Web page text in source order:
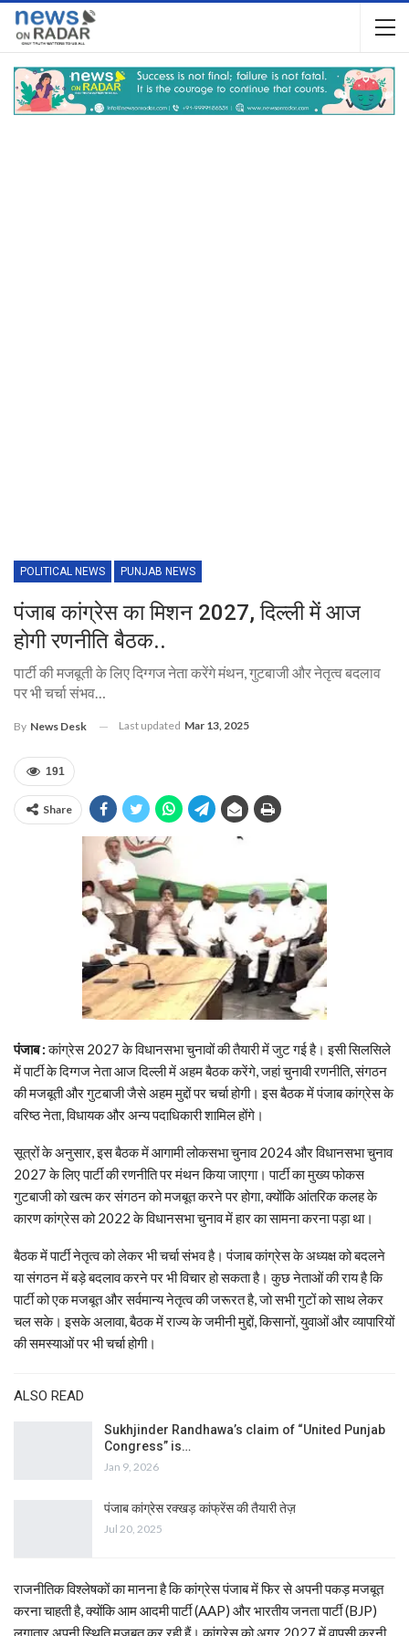
POLITICAL NEWS PUNJAB NEWS
पंजाब कांग्रेस का मिशन 2027, दिल्ली में आज
होगी रणनीति बैठक..
पार्टी की मजबूती के लिए दिग्गज नेता करेंगे मंथन, गुटबाजी और नेतृत्व बदलाव
पर भी चर्चा संभव…
By News Desk Last updated Mar 13, 2025
191
Share
पंजाब :कांग्रेस 2027 के विधानसभा चुनावों की तैयारी में जुट गई है। इसी सिलसिले
में पार्टी के दिग्गज नेता आज दिल्ली में अहम बैठक करेंगे, जहां चुनावी रणनीति, संगठन
की मजबूती और गुटबाजी जैसे अहम मुद्दों पर चर्चा होगी। इस बैठक में पंजाब कांग्रेस के
वरिष्ठ नेता, विधायक और अन्य पदाधिकारी शामिल होंगे।
सूत्रों के अनुसार, इस बैठक में आगामी लोकसभा चुनाव 2024 और विधानसभा चुनाव
2027 के लिए पार्टी की रणनीति पर मंथन किया जाएगा। पार्टी का मुख्य फोकस
गुटबाजी को खत्म कर संगठन को मजबूत करने पर होगा, क्योंकि आंतरिक कलह के
कारण कांग्रेस को 2022 के विधानसभा चुनाव में हार का सामना करना पड़ा था।
बैठक में पार्टी नेतृत्व को लेकर भी चर्चा संभव है। पंजाब कांग्रेस के अध्यक्ष को बदलने
या संगठन में बड़े बदलाव करने पर भी विचार हो सकता है। कुछ नेताओं की राय है कि
पार्टी को एक मजबूत और सर्वमान्य नेतृत्व की जरूरत है, जो सभी गुटों को साथ लेकर
चल सके। इसके अलावा, बैठक में राज्य के जमीनी मुद्दों, किसानों, युवाओं और व्यापारियों
की समस्याओं पर भी चर्चा होगी।
ALSO READ
Sukhjinder Randhawa’s claim of “United Punjab
Congress” is…
Jan 9, 2026
पंजाब कांग्रेस रक्खड़ कांफ्रेंस की तैयारी तेज़
Jul 20, 2025
राजनीतिक विश्लेषकों का मानना है कि कांग्रेस पंजाब में फिर से अपनी पकड़ मजबूत
करना चाहती है, क्योंकि आम आदमी पार्टी (AAP) और भारतीय जनता पार्टी (BJP)
लगातार अपनी स्थिति मजबूत कर रही हैं। कांग्रेस को अगर 2027 में वापसी करनी